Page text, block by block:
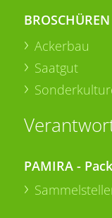
BROSCHÜREN
Ackerbau
Saatgut
PAMIRA -